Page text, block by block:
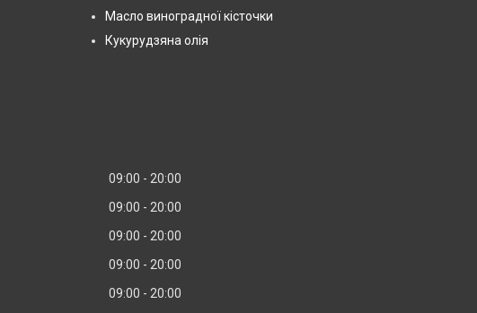
Масло виноградної кісточки
Кукурудзяна олія
09:00
20:00
09:00
20:00
09:00
20:00
09:00
20:00
09:00
20:00